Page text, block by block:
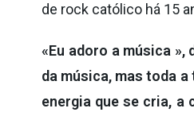
de rock católico há 15
«Eu adoro a música »,
da música, mas toda
energia que se cria, a